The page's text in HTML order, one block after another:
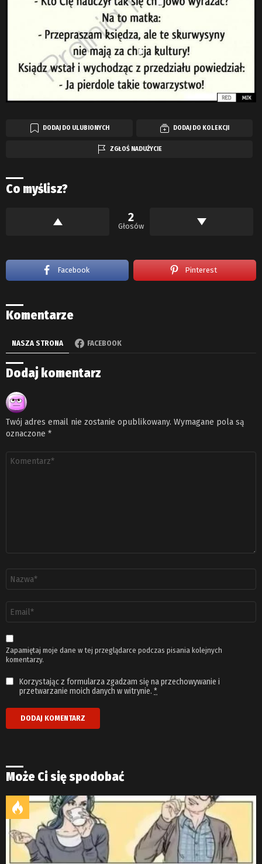
DODAJ DO ULUBIONYCH DODAJ DO KOLEKCJI
ZGŁOŚ NADUŻYCIE
Co myślisz?
2
Głosów
Facebook Pinterest
Komentarze
NASZA STRONA FACEBOOK
Dodaj komentarz
Twój adres email nie zostanie opublikowany. Wymagane pola są
oznaczone *
Komentarz
email
*
Zapamiętaj moje dane w tej przeglądarce podczas pisania kolejnych
komentarzy.
Korzystając z formularza zgadzam się na przechowywanie i
przetwarzanie moich danych w witrynie. *
Może Ci się spodobać